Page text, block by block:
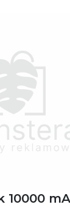
10000